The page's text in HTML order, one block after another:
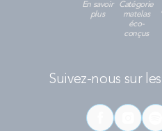
En savoir
plus
Catégorie
matelas
éco-
conçus
Suivez-nous sur les